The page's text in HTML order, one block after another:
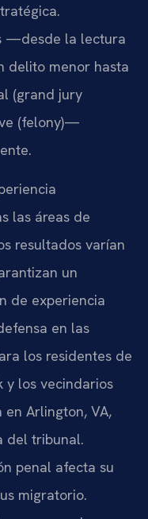
—desde la lectura
delito menor hasta
(grand jury
(felony)—
las áreas de
resultados varían
un
de experiencia
en las
los residentes de
y los vecindarios
Arlington, VA,
del tribunal.
penal afecta su
migratorio.